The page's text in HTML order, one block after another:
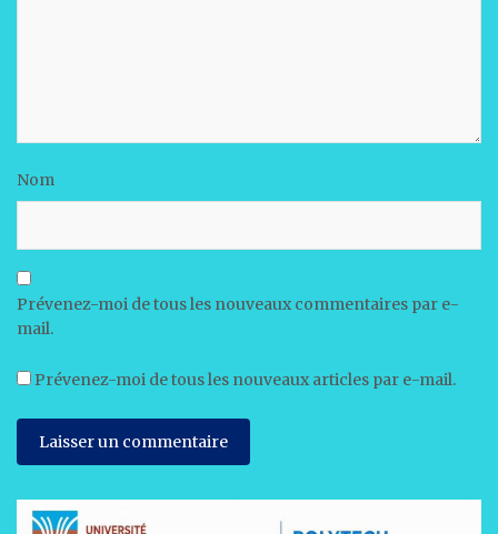
Nom
Prévenez-moi de tous les nouveaux commentaires par e-
mail.
Prévenez-moi de tous les nouveaux articles par e-mail.